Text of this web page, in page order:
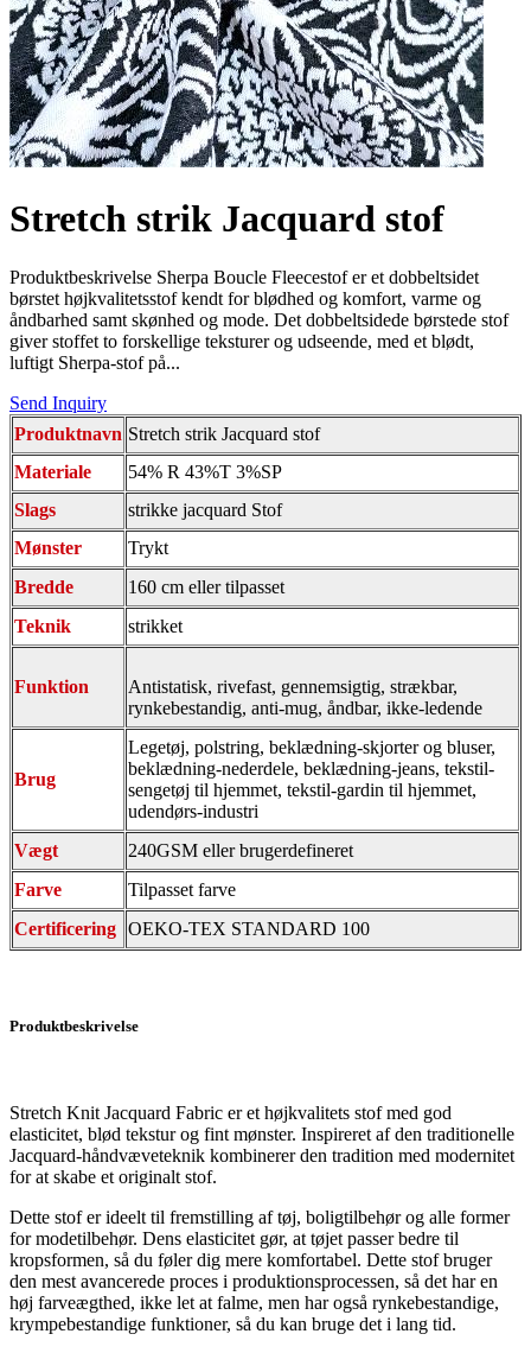
Stretch strik Jacquard stof
Produktbeskrivelse Sherpa Boucle Fleecestof er et dobbeltsidet
børstet højkvalitetsstof kendt for blødhed og komfort, varme og
åndbarhed samt skønhed og mode. Det dobbeltsidede børstede stof
giver stoffet to forskellige teksturer og udseende, med et blødt,
luftigt Sherpa-stof på...
Send Inquiry
Produktnavn Stretch strik Jacquard stof
Materiale
54% R 43%T 3%SP
Slags
strikke jacquard Stof
Mønster
Trykt
Bredde
160 cm eller tilpasset
Teknik
strikket
Funktion
Antistatisk, rivefast, gennemsigtig, strækbar,
rynkebestandig, anti-mug, åndbar, ikke-ledende
Brug
Legetøj, polstring, beklædning-skjorter og bluser,
beklædning-nederdele, beklædning-jeans, tekstil-
sengetøj til hjemmet, tekstil-gardin til hjemmet,
udendørs-industri
Vægt
240GSM eller brugerdefineret
Farve
Tilpasset farve
Certificering OEKO-TEX STANDARD 100
Produktbeskrivelse
Stretch Knit Jacquard Fabric er et højkvalitets stof med god
elasticitet, blød tekstur og fint mønster. Inspireret af den traditionelle
Jacquard-håndvæveteknik kombinerer den tradition med modernitet
for at skabe et originalt stof.
Dette stof er ideelt til fremstilling af tøj, boligtilbehør og alle former
for modetilbehør. Dens elasticitet gør, at tøjet passer bedre til
kropsformen, så du føler dig mere komfortabel. Dette stof bruger
den mest avancerede proces i produktionsprocessen, så det har en
høj farveægthed, ikke let at falme, men har også rynkebestandige,
krympebestandige funktioner, så du kan bruge det i lang tid.